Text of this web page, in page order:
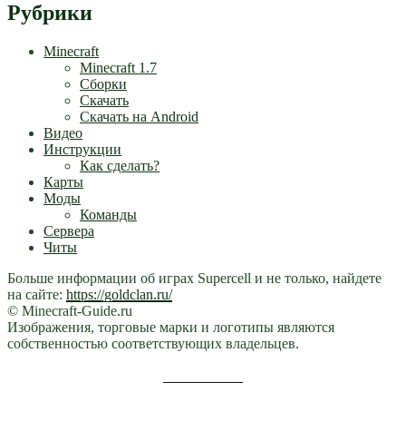
Рубрики
Minecraft
Minecraft 1.7
Сборки
Скачать
Скачать на Android
Видео
Инструкции
Как сделать?
Карты
Моды
Команды
Сервера
Читы
Больше информации об играх Supercell и не только, найдете
на сайте: https://goldclan.ru/
© Minecraft-Guide.ru
Изображения, торговые марки и логотипы являются
собственностью соответствующих владельцев.